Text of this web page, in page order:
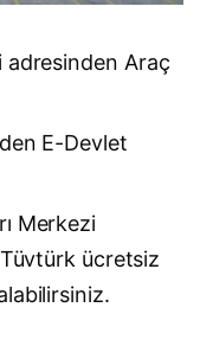
adresinden Araç
E-Devlet
Merkezi
ücretsiz